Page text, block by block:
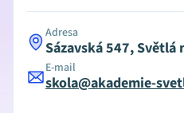
Adresa
Sázavská 547, Světlá
E-mail
skola@akademie-